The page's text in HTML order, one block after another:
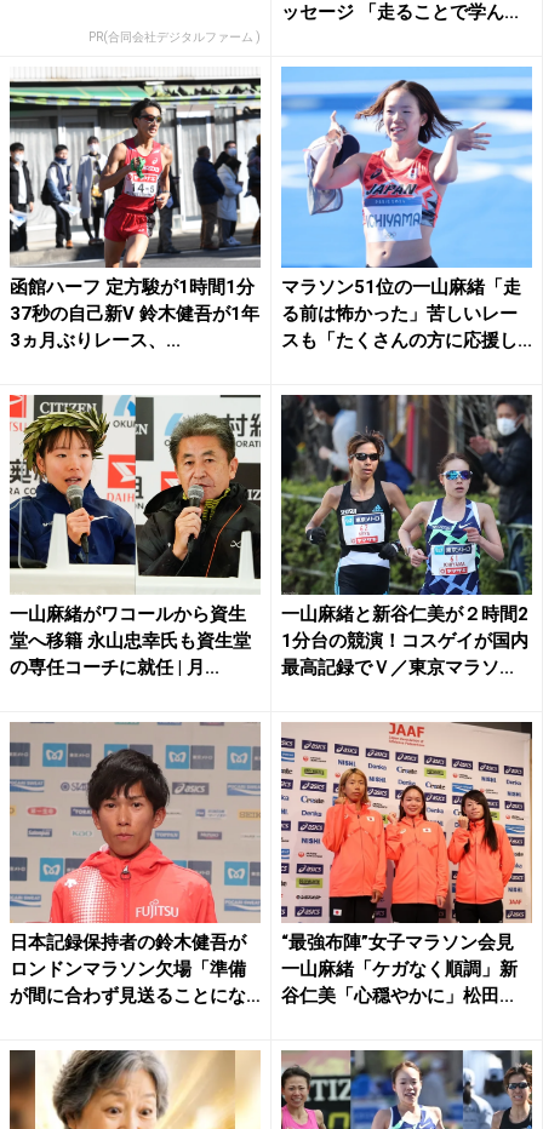
PR(合同会社デジタルファーム )
ッセージ 「走ることで学ん...
函館ハーフ 定方駿が1時間1分
37秒の自己新V 鈴木健吾が1年
3ヵ月ぶりレース、...
マラソン51位の一山麻緒「走
る前は怖かった」苦しいレー
スも「たくさんの方に応援し...
一山麻緒がワコールから資生
堂へ移籍 永山忠幸氏も資生堂
の専任コーチに就任 | 月...
一山麻緒と新谷仁美が２時間2
1分台の競演！コスゲイが国内
最高記録でＶ／東京マラソ...
日本記録保持者の鈴木健吾が
ロンドンマラソン欠場「準備
が間に合わず見送ることにな
“最強布陣”女子マラソン会見
一山麻緒「ケガなく順調」新
谷仁美「心穏やかに」松田...